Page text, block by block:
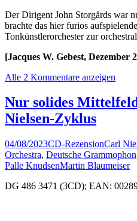
Der Dirigent John Storgårds war
brachte das hier furios
Tonkünstlerorchester zur
[Jacques W. Gebest, Dezember
Alle 2 Kommentare anzeigen
Nur solides
Nielsen-Zyklus
04/08/2023CD-RezensionCarl
Orchestra, Deutsche Grammophon
Palle KnudsenMartin Blaumeiser
DG 486 3471 (3CD); EAN: